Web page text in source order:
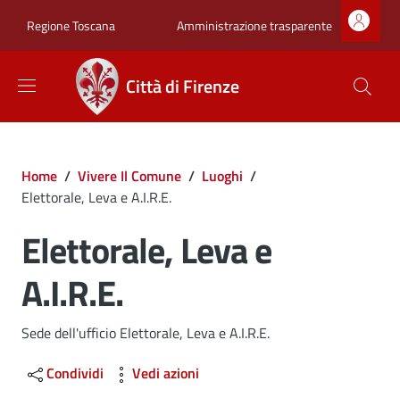
Regione Toscana Zona superiore
Amministrazione trasparente
Città di Firenze
Briciole di pane
Home / Vivere Il Comune / Luoghi /
Elettorale, Leva e A.I.R.E.
Elettorale, Leva e
A.I.R.E.
Dettagli
Sede dell'ufficio Elettorale, Leva e A.I.R.E.
Condividi
Vedi azioni